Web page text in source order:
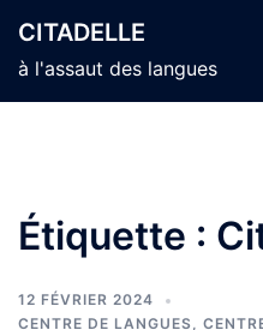
contenu
CITADELLE
à l'assaut des langues
Étiquette :
12 FÉVRIER 2024
CENTRE DE LANGUES,